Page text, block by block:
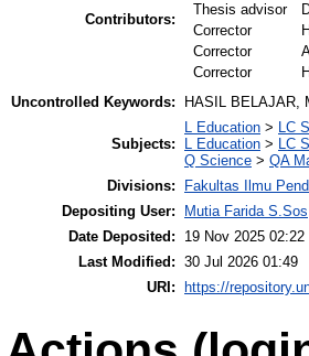
Contributors:
Thesis advisor
Corrector
Corrector
Corrector
Uncontrolled Keywords:
HASIL BELAJAR,
Subjects:
L Education > LC
L Education > LC
Q Science > QA
Divisions:
Fakultas Ilmu
Depositing User:
Mutia Farida S.Sos
Date Deposited:
19 Nov 2025 02:22
Last Modified: 30 Jul 2026 01:49
URI:
https://